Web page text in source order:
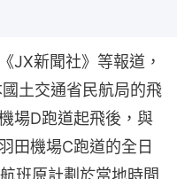
JX新聞社》等報道，
土交通省民航局的飛
場D跑道起飛後，與
田機場C跑道的全日